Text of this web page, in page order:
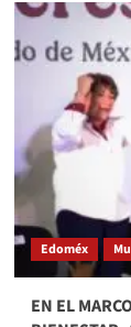
Edoméx
EN EL